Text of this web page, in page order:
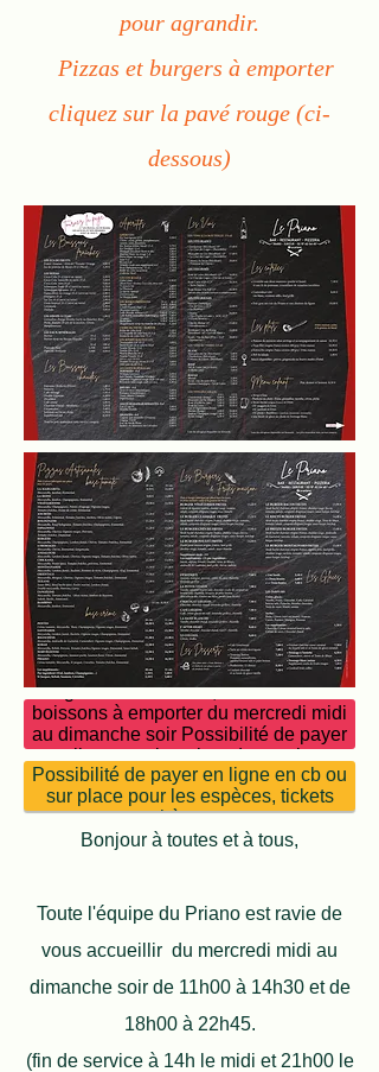
pour agrandir.
Pizzas et burgers à emporter
cliquez sur la pavé rouge (ci-
dessous)
Cliquez ici commander vos pizzas,
burgers frites maison,moules frites et
boissons à emporter du mercredi midi
au dimanche soir Possibilité de payer
en ligne en cb ou lors du retrait au
comptoir
N'attendez pas que votre restaurant
ouvre pour commander. Passez votre
commande en ligne au cours de la
journée à n'importe quelle heure et
sélectionnez votre créneau de retrait de
12h00 à 14h30 et de 18h00 à 21h30 du
mercredi midi au dimanche soir!
Possibilité de payer en ligne en cb ou
sur place pour les espèces, tickets
restaurants ou chèques vacances et on
s'occupe du reste! Pensez à utiliser la
commande ex: Pizza à découper en 4,
pas trop cuite, sans olives... Toute
l'équipe vous remercie de votre fidélité!
Bonjour à toutes et à tous,
Toute l'équipe du Priano est ravie de
vous accueillir du mercredi midi au
dimanche soir de 11h00 à 14h30 et de
18h00 à 22h45.
(fin de service à 14h le midi et 21h00 le